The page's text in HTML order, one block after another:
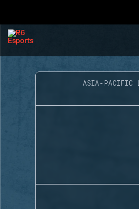
ASIA-PACIFIC